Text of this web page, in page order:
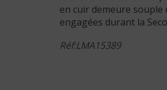
en cuir demeure souple
engagées durant la
Réf:LMA15389